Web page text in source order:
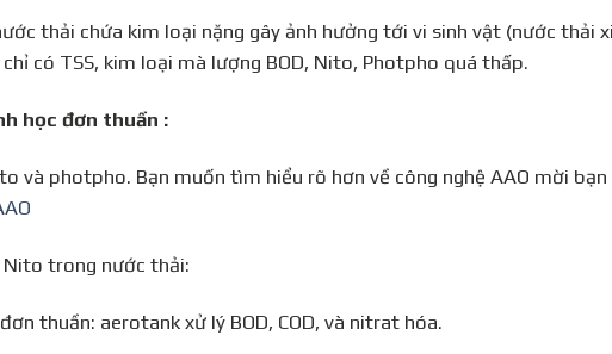
thải chứa kim loại nặng gây ảnh hưởng tới vi sinh vật (nước thải
có TSS, kim loại mà lượng BOD, Nito, Photpho quá thấp.
học đơn thuần :
và photpho. Bạn muốn tìm hiểu rõ hơn về công nghệ AAO mời
trong nước thải:
thuần: aerotank xử lý BOD, COD, và nitrat hóa.